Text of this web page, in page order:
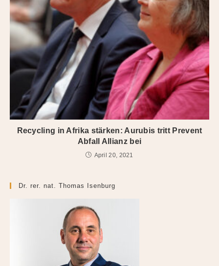
Recycling in Afrika stärken: Aurubis tritt Prevent
Abfall Allianz bei
April 20, 2021
Dr. rer. nat. Thomas Isenburg